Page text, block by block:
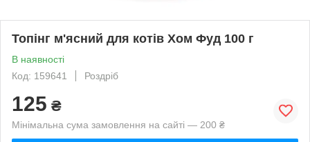
Топінг м'ясний для котів Хом Фуд 100 г
В наявності
Код: 159641
Роздріб
125 ₴
Мінімальна сума замовлення на сайті — 200 ₴